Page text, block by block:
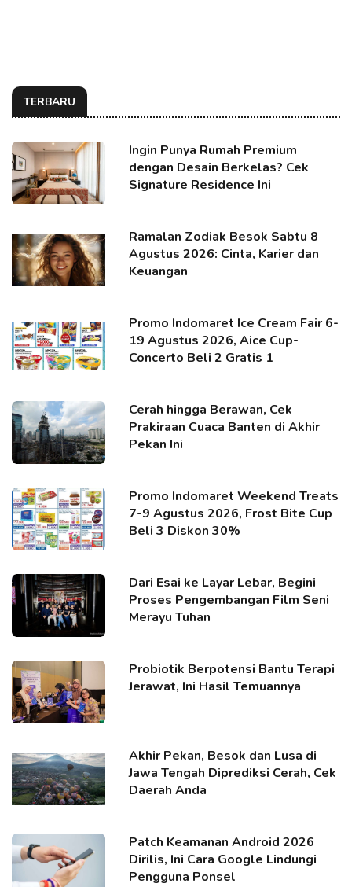
TERBARU
Ingin Punya Rumah Premium
dengan Desain Berkelas? Cek
Signature Residence Ini
Ramalan Zodiak Besok Sabtu 8
Agustus 2026: Cinta, Karier dan
Keuangan
Promo Indomaret Ice Cream Fair 6-
19 Agustus 2026, Aice Cup-
Concerto Beli 2 Gratis 1
Cerah hingga Berawan, Cek
Prakiraan Cuaca Banten di Akhir
Pekan Ini
Promo Indomaret Weekend Treats
7-9 Agustus 2026, Frost Bite Cup
Beli 3 Diskon 30%
Dari Esai ke Layar Lebar, Begini
Proses Pengembangan Film Seni
Merayu Tuhan
Probiotik Berpotensi Bantu Terapi
Jerawat, Ini Hasil Temuannya
Akhir Pekan, Besok dan Lusa di
Jawa Tengah Diprediksi Cerah, Cek
Daerah Anda
Patch Keamanan Android 2026
Dirilis, Ini Cara Google Lindungi
Pengguna Ponsel